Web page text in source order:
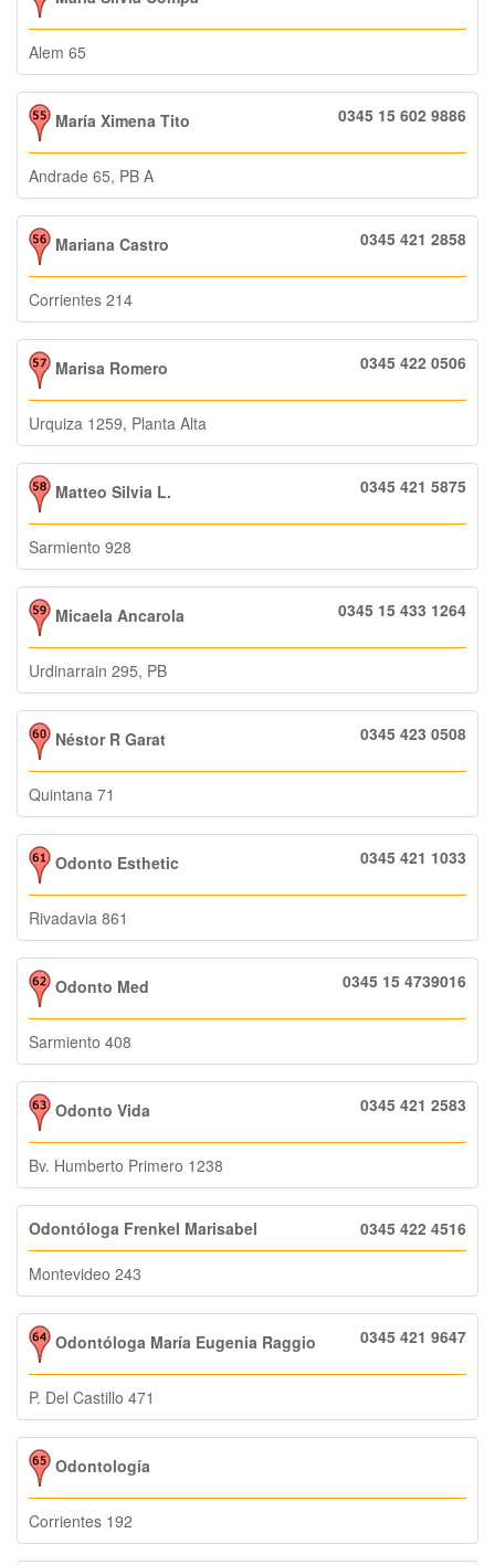
Alem 65
María Ximena Tito 0345 15 602 9886
Andrade 65, PB A
Mariana Castro 0345 421 2858
Corrientes 214
Marisa Romero 0345 422 0506
Urquiza 1259, Planta Alta
Matteo Silvia L. 0345 421 5875
Sarmiento 928
Micaela Ancarola 0345 15 433 1264
Urdinarrain 295, PB
Néstor R Garat 0345 423 0508
Quintana 71
Odonto Esthetic 0345 421 1033
Rivadavia 861
Odonto Med 0345 15 4739016
Sarmiento 408
Odonto Vida 0345 421 2583
Bv. Humberto Primero 1238
Odontóloga Frenkel Marisabel 0345 422 4516
Montevideo 243
Odontóloga María Eugenia Raggio 0345 421 9647
P. Del Castillo 471
Odontología
Corrientes 192